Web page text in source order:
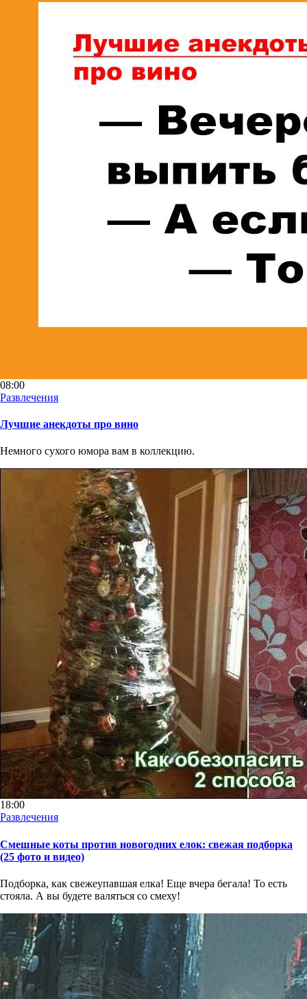
08:00
Развлечения
Лучшие анекдоты про вино
Немного сухого юмора вам в коллекцию.
18:00
Развлечения
Смешные коты против новогодних елок: свежая подборка
(25 фото и видео)
Подборка, как свежеупавшая елка! Еще вчера бегала! То есть
стояла. А вы будете валяться со смеху!